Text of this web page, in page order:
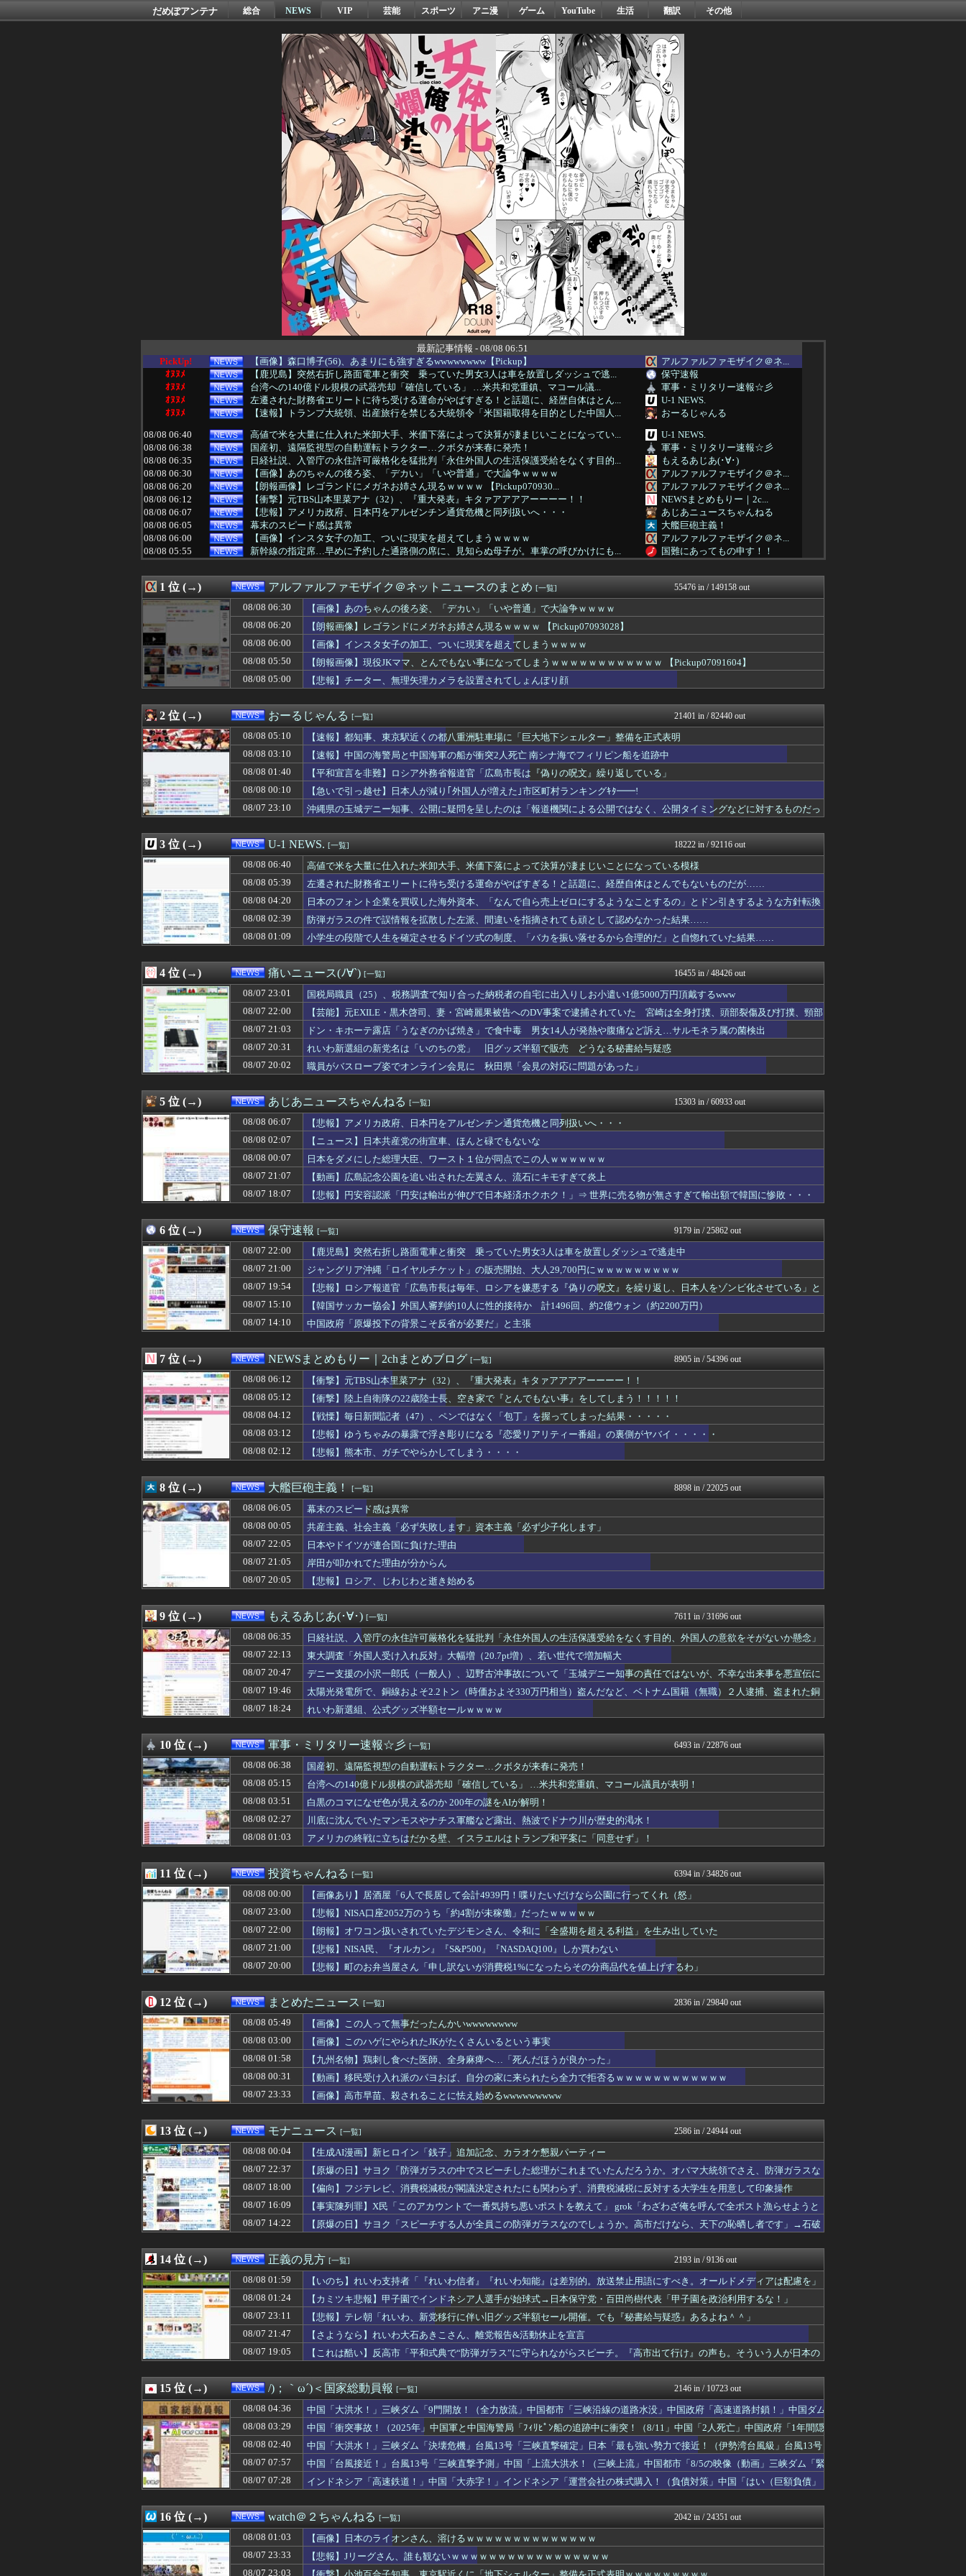
だめぽアンテナ 総合 NEWS VIP 芸能 スポーツ アニ漫 ゲーム YouTube 生活 翻訳 その他
最新記事情報 - 08/08 06:51
PickUp!
【画像】森口博子(56)、あまりにも強すぎるwwwwwwww【Pickup】
アルファルファモザイク＠ネ...
ｵﾇﾇﾒ
【鹿児島】突然右折し路面電車と衝突 乗っていた男女3人は車を放置しダッシュで逃...
保守速報
ｵﾇﾇﾒ
台湾への140億ドル規模の武器売却「確信している」 …米共和党重鎮、マコール議...
軍事・ミリタリー速報☆彡
ｵﾇﾇﾒ
左遷された財務省エリートに待ち受ける運命がやばすぎる！と話題に、経歴自体はとん...
U-1 NEWS.
ｵﾇﾇﾒ
【速報】トランプ大統領、出産旅行を禁じる大統領令「米国籍取得を目的とした中国人...
おーるじゃんる
08/08 06:40
高値で米を大量に仕入れた米卸大手、米価下落によって決算が凄まじいことになってい...
U-1 NEWS.
08/08 06:38
国産初、遠隔監視型の自動運転トラクター…クボタが来春に発売！
軍事・ミリタリー速報☆彡
08/08 06:35
日経社説、入管庁の永住許可厳格化を猛批判「永住外国人の生活保護受給をなくす目的...
もえるあじあ(･∀･)
08/08 06:30
【画像】あのちゃんの後ろ姿、「デカい」「いや普通」で大論争ｗｗｗｗ
アルファルファモザイク＠ネ...
08/08 06:20
【朗報画像】レゴランドにメガネお姉さん現るｗｗｗｗ 【Pickup070930...
アルファルファモザイク＠ネ...
08/08 06:12
【衝撃】元TBS山本里菜アナ（32）、『重大発表』キタァアアアアーーーー！！
NEWSまとめもりー｜2c...
08/08 06:07
【悲報】アメリカ政府、日本円をアルゼンチン通貨危機と同列扱いへ・・・
あじあニュースちゃんねる
08/08 06:05
幕末のスピード感は異常
大艦巨砲主義！
08/08 06:00
【画像】インスタ女子の加工、ついに現実を超えてしまうｗｗｗｗ
アルファルファモザイク＠ネ...
08/08 05:55
新幹線の指定席…早めに予約した通路側の席に、見知らぬ母子が。車掌の呼びかけにも...
国難にあってもの申す！！
08/08 05:49
【画像】この人って無事だったんかいwwwwwwww
まとめたニュース
08/08 05:40
なぜフランス人はこれほど日本が好きなのか？中国ネット「中国人も日本が好き」
にゅーすアルー！
08/08 05:39
左遷された財務省エリートに待ち受ける運命がやばすぎる！と話題に、経歴自体はとん...
08/08 05:15
台湾への140億ドル規模の武器売却「確信している」 …米共和党重鎮、マコール議...
軍事・ミリタリー速報☆彡
08/08 05:12
【衝撃】陸上自衛隊の22歳陸士長、空き家で『とんでもない事』をしてしまう！！！...
08/08 05:10
【速報】都知事、東京駅近くの都八重洲駐車場に「巨大地下シェルター」整備を正式表...
08/08 05:00
【天文】ブラックホール爆風、世界初観測 銀河外まで噴き出す 東北大など
常識的に考えた
08/08 05:00
【悲報】チーター、無理矢理カメラを設置されてしょんぼり顔
アルファルファモザイク＠ネ...
08/08 05:00
高市総理「物価上昇を上回る賃上げを日本に定着させる」 →国家公務員月給3.51...
08/08 04:50
【画像】たぬき顔の女の子ってなんであんな魅力的なん？ 【Pickup07091...
アルファルファモザイク＠ネ...
08/08 04:41
江別大学生暴行死､主犯格の特定少年･川口侑斗被告に無期懲役判決 当時17歳の少...
理想ちゃんねる
08/08 04:36
中国「大洪水！」三峡ダム「9門開放！（全力放流」中国都市「三峡沿線の道路水没」...
/)；｀ω´)＜国家総動...
08/08 04:20
日本のフォント企業を買収した海外資本、「なんで自ら売上ゼロにするようなことする...
U-1 NEWS.
【戦慄】毎日新聞記者（47）、ペンではなく「包丁」を握ってしまった結果・・・・...
NEWSまとめもりー｜2c...
【画像】宇多田ヒカルさん、任天堂CMでとんでもない服を着てしまうｗｗｗｗ
アルファルファモザイク＠ネ...
08/08 04:00
関東の上空でスプライトという発光現象が観測され、多くの人が地上から天変地異のよ...
常識的に考えた
08/08 03:55
北海道釧路市 スニーカー1足を盗み現行犯逮捕 中国籍の50歳女、所持金は4万円...
国難にあってもの申す！！
08/08 03:51
白黒のコマになぜ色が見えるのか 200年の謎をAIが解明！
軍事・ミリタリー速報☆彡
08/08 03:29
中国「衝突事故！（2025年」中国軍と中国海警局「ﾌｨﾘﾋﾟﾝ船の追跡中に衝突...
/)；｀ω´)＜国家総動...
08/08 03:12
【悲報】ゆうちゃみの暴露で浮き彫りになる『恋愛リアリティー番組』の裏側がヤバイ...
NEWSまとめもりー｜2c...
08/08 03:10
【速報】中国の海警局と中国海軍の船が衝突2人死亡 南シナ海でフィリピン船を追跡...
おーるじゃんる
【悲報】タクシー運転手、儲かりまくることが判明ｗｗｗｗｗｗｗｗ
かせまと！
08/08 03:00
【AI】中国製高性能AI「Kimi-K3」が予定通りオープンモデル化される
常識的に考えた
08/08 03:00
【画像】このハゲにやられたJKがたくさんいるという事実
まとめたニュース
08/08 02:55
朝鮮日報 MLB：ジャイアンツ李政厚（イ・ジョンフ）、1試合で2本塁打… 今季...
国難にあってもの申す！！
08/08 02:40
中国「大洪水！」三峡ダム「決壊危機」台風13号「三峡直撃確定」日本「最も強い勢...
/)；｀ω´)＜国家総動...
08/08 02:39
防弾ガラスの件で誤情報を拡散した左派、間違いを指摘されても頑として認めなかった...
U-1 NEWS.
08/08 02:13
【悲報】開示請求が届いた…
理想ちゃんねる
08/08 02:12
【悲報】熊本市、ガチでやらかしてしまう・・・・
NEWSまとめもりー｜2c...
08/08 02:11
京大病院、脳腫瘍摘出手術で誤って腫瘍の無い部位を摘出 脳幹など損傷受け植物状態...
ガハろぐNewsヽ(･ω･...
08/08 02:07
【ニュース】日本共産党の街宣車、ほんと碌でもないな
あじあニュースちゃんねる
08/08 02:00
【京都】「グレーな案件やるか」少年の闇バイト募り侵入盗繰り返す 容疑で中学生2...
常識的に考えた
08/08 02:00
高市総理「物価上昇を上回る賃上げを日本に定着させる」 →国家公務員月給3.51...
黒マッチョニュース
08/08 01:59
【いのち】れいわ支持者「『れいわ信者』『れいわ知能』は差別的。放送禁止用語にす...
正義の見方
08/08 01:58
【九州名物】鶏刺し食べた医師、全身麻痺へ…「死んだほうが良かった」
まとめたニュース
08/08 01:55
千葉市 「インコを見せてあげる」女児を公園内に誘い込みわいせつか アダルトビデ...
08/08 01:31
安倍難去ってサナエ禍蔓延・・・なぜ日本人は妙ちくりんな女に騙されてしまったのか
とりのまるやき（保守）
08/08 01:24
【カミツキ悲報】甲子園でインドネシア人選手が始球式→日本保守党・百田尚樹代表「...
正義の見方
08/08 01:12
【ガチ】キャスターの大越健介、高市首相に『爆弾発言』をしてしまう！！！！！
小学生の段階で人生を確定させるドイツ式の制度、「バカを振い落せるから合理的だ」...
U-1 NEWS.
【画像】日本のライオンさん、溶けるｗｗｗｗｗｗｗｗｗｗｗｗｗｗ
watch＠２ちゃんねる
08/08 01:03
アメリカの終戦に立ちはだかる壁、イスラエルはトランプ和平案に「同意せず」！
08/08 01:00
【東京】「ミラーくらいは当たっても仕方ないと」運転手男（49）を再逮捕 ベント...
08/08 00:55
お盆の帰省は、妻が「新幹線のほうが楽」と譲りません。東京から大阪まで家族4人だ...
国難にあってもの申す！！
08/08 00:31
【動画】移民受け入れ派のパヨおば、自分の家に来られたら全力で拒否るｗｗｗｗｗｗ...
まとめたニュース
08/08 00:12
【悲報】リュウジ氏、冷やし中華を完全否定した『理由』、ガチでヤバイ・・・・・・
08/08 00:10
【急いで引っ越せ】日本人が減り｢外国人が増えた｣市区町村ランキングｷﾀ━━!
おーるじゃんる
08/08 00:09
反斎藤知事派が本丸に攻め込まれる窮地に突入、「ようやく反撃のターンやね」と手際...
U-1 NEWS.
08/08 00:07
日本をダメにした総理大臣、ワースト１位が同点でこの人ｗｗｗｗｗｗ
あじあニュースちゃんねる
08/08 00:05
共産主義、社会主義「必ず失敗します」資本主義「必ず少子化します」
大艦巨砲主義！
08/08 00:04
【生成AI漫画】新ヒロイン「銭子」追加記念、カラオケ懇親パーティー
モナニュース
08/08 00:03
税務署員1億円超脱税疑い 詐取金で競艇か、国税当局
かせまと！
08/08 00:00
妊娠のフィリピン人技能実習生に帰国迫る 「権利を侵害」監理団体などに314万円...
常識的に考えた
08/08 00:00
【画像あり】居酒屋「6人で長居して会計4939円！喋りたいだけなら公園に行って...
08/08 00:00
【イオンモール熊本爆発】なぜ再入館できた？ハビタ幹部は「モール職員は引き止めな...
みそパンNEWS
08/08 00:00
元原爆資料館館長「もし可能なら修学旅行や平和学習の小学生に腐敗した遺体の臭いを...
08/08 00:00
毛沢東、党内の「自己批判」を密告合戦に変えて幹部を黙らせる
08/07 23:59
首相官邸、高市首相の感動的なBGMをつけた熊本訪問の感動ムービーを投稿
なんJ政治ネタまとめ
08/07 23:56
韓国サッカーのイメージが墜落
厳選！韓国情報
08/07 23:55
朝鮮日報 幻となった「女性天皇」 [8/7]
国難にあってもの申す！！
08/07 23:54
社会人「ニートはいいなぁ」ニート「それではニートのスケジュールをご覧ください」
ふぇー速
08/07 23:51
マジで金無いからどっかから借金して踏み倒そうと思うんだけど・・・
ふぇー速
08/07 23:50
どうやってなるのか謎な職業てあるよな？
08/07 23:49
不動産屋立ち上げたけど質問ある？
ふぇー速
08/07 23:47
徴集兵の20％は女性、イザベラ王女の姿も…デンマークが新たな兵役制度開始！
08/07 23:45
早稲田政経卒32歳だけど仕事ない、てかバイトすら落ちる日々
08/07 23:41
就活面接官「全国転勤あるけど平気？」 就活生「はい！」
08/07 23:40
中国、SNSで「スシロータワー」が大流行→14時間待ちで整理券が転売される事態...
にゅーすアルー！
08/07 23:33
彼女に結婚するって言われた
【悲報】Jリーグさん、誰も観ないｗｗｗｗｗｗｗｗｗｗｗｗｗｗｗｗｗ
08/07 23:33
【画像】高市早苗、殺されることに怯え始めるwwwwwwwww
まとめたニュース
08/07 23:30
コメ価格の値下がり、加速してしまう
かせまと！
08/07 23:13
Amazonでモンスターエナジーが安いぞ(´・ω・｀)
理想ちゃんねる
08/07 23:12
【悲報】ケンコバがコロナの特殊すぎる後遺症に苦しんでいる模様…お前らの周りにも...
NEWSまとめもりー｜2c...
08/07 23:11
【悲報】テレ朝「れいわ、新党移行に伴い旧グッズ半額セール開催。でも『秘書給与疑...
正義の見方
08/07 23:10
沖縄県の玉城デニー知事、公開に疑問を呈したのは「報道機関による公開ではなく、公...
08/07 23:09
某週刊誌が完全逃亡して取り残された中道議員が絶体絶命の窮地、「今度は宏池会に矛...
U-1 NEWS.
08/07 23:08
【悲報】ショートスリーパー堀大輔さん、リスナーから「寝たほうがいい！」と言われ...
政経ワロスまとめニュース♪
08/07 23:03
【衝撃】小池百合子知事、東京駅近くに「地下シェルター」整備を正式表明ｗｗｗｗｗ...
watch＠２ちゃんねる
08/07 23:02
みんなは職場のBBQなに持ってけば嬉しい？
かせまと！
08/07 23:01
国税局職員（25）、税務調査で知り合った納税者の自宅に出入りしお小遣い1億50...
痛いニュース(ﾉ∀`)
08/07 23:00
夫さん、電車内で妊婦さんらしき人に席を譲ろうか悩んでいたら隣の男性に先を越され...
オレ的ゲーム速報＠刃
08/07 23:00
【悲報】NISA口座2052万のうち「約4割が未稼働」だったｗｗｗｗｗ
投資ちゃんねる
08/07 23:00
【熊本地震】避難者の食生活、改善急務＝調理できず「パン飽き飽き」―断水なお３万...
08/07 23:00
【IT/ネット】中国企業Zbtlink製ルーター20機種にバックドア、外部から...
常識的に考えた
08/07 22:55
GACKT、戦国時代のトイレ事情に驚き「調べてみたんだけど…エグくない？」8/...
国難にあってもの申す！！
08/07 22:37
【原爆の日】サヨク「防弾ガラスの中でスピーチした総理がこれまでいたんだろうか。...
08/07 22:33
【悲報】倉持由香、息子の「自閉スペクトラム症」診断にショックで涙… 見逃してい...
08/07 22:33
「盗人たけだけしい」中国国防省が防衛白書に反発…日本の新型軍国主義と批判！
軍事・ミリタリー速報☆彡
08/07 22:33
中国の海警局と海軍の船が衝突2人死亡 南シナ海でフィリピン船を追跡中、公表まで...
まとめたニュース
08/07 22:16
【速報】サウジ パキスタン トルコ３カ国 相互防衛協定締結
かせまと！
08/07 22:13
東大調査「外国人受け入れ反対」大幅増（20.7pt増）、若い世代で増加幅大
もえるあじあ(･∀･)
08/07 22:13
バカ「アジフライうめーwww」ワイ「ほーい(ケチャップ取り上げる)」
理想ちゃんねる
08/07 22:10
【速報】人事院、2年連続で国家公務員月給3%増の「1万5056円」引き上げ勧告...
08/07 22:09
激混みのはずの東京駅で鍵が空いているコインロッカーが散見、「ラッキー」と思って...
U-1 NEWS.
08/07 22:08
【悲報】X民「高市総理が防弾ガラスやSPに守られてながら平和式典でスピーチして...
政経ワロスまとめニュース♪
08/07 22:05
日本やドイツが連合国に負けた理由
08/07 22:03
【悲報】「舌を入れてきたから歯と口でブロック」元ジャンポケ斉藤の不同意性交公判
watch＠２ちゃんねる
08/07 22:00
声優の声でAI動画作ってる人達、終了へ
オレ的ゲーム速報＠刃
08/07 22:00
【芸能】元EXILE・黒木啓司、妻・宮崎麗果被告へのDV事案で逮捕されていた ...
痛いニュース(ﾉ∀`)
08/07 22:00
【速報】サウジ パキスタン トルコ３カ国 相互防衛協定締結
常識的に考えた
08/07 22:00
「米国の民間組織」から情報提供…18歳未満の女の子の裸が写った画像を所持か ...
08/07 22:00
【速報】サウジ パキスタン トルコ３カ国 相互防衛協定締結
08/07 22:00
【鹿児島】突然右折し路面電車と衝突 乗っていた男女3人は車を放置しダッシュで逃...
保守速報
08/07 21:55
【悲報】タイミー虐めが流行ってる模様
ネトウヨにゅーす
08/07 21:47
【さようなら】れいわ大石あきこさん、離党報告&活動休止を宣言
正義の見方
08/07 21:42
【バルス】米雇用統計大幅悪化 ドル円は1ドル157円台まで急落
08/07 21:41
ロシア外務省報道官「広島市長は『偽りの呪文』繰り返している」 平和宣言を非難
まとめたニュース
08/07 21:40
最新のゲノム解析の結果､日本人の遺伝子は白人や黒人よりも中国人や韓国人に酷似と...
にゅーすアルー！
08/07 21:40
【速報】京大病院、手術ミスで女性患者を「植物状態」にしてしまう・・・
おーるじゃんる
08/07 21:37
検索したら「AIによる概要」ってなって、適当なこと書いてるよな
08/07 21:33
【悲報】食料自給率過去最低37%ｗｗｗｗｗｗｗ コメ消費減響く・・・
watch＠２ちゃんねる
08/07 21:30
過給なしで420ps。しかもL型エンジン…このS31Zいくらかかってるんだ…
ゆめ痛 -自動車まとめブロ...
08/07 21:29
「小泉やめろ」核巡る防衛相発言を批判、横浜駅西口で市民ら #高市小泉麻生めちゃ...
日本第一！ニュース録
08/07 21:20
『クローバー』全巻「99円」セール！全43巻「22,704円」→「4,257円...
オレ的ゲーム速報＠刃
08/07 21:19
米国、韓国防衛に核持ち出すか…中ロに備え「短距離戦術核」を検討！
軍事・ミリタリー速報☆彡
08/07 21:15
前例があるからねえ 〜 パさん「平和を願う式典なのに防弾ガラスと防弾バッグSP...
反日愚国 恨寓瘻
08/07 21:10
【速報】トランプ大統領、出産旅行を禁じる大統領令「米国籍取得を目的とした中国人...
おーるじゃんる
08/07 21:09
KDDI、楽天への回線貸し出し終了へ 都市部で9月末に
かせまと！
08/07 21:08
【熊本地震】毎日新聞の記者「死傷者の情報を教えて！」 → 企業「個人情報は控え...
政経ワロスまとめニュース♪
08/07 21:07
【動画】広島記念公園を追い出された左翼さん、流石にキモすぎて炎上
あじあニュースちゃんねる
08/07 21:05
研究者「株式投資にハマる若者はギャンブルにハマる若者と同じ傾向がある」
ニュース30over
08/07 21:05
岸田が叩かれてた理由が分からん
大艦巨砲主義！
08/07 21:03
ドン・キホーテ露店「うなぎのかば焼き」で食中毒 男女14人が発熱や腹痛など訴え...
痛いニュース(ﾉ∀`)
08/07 21:03
【悲報】17歳で無期懲役になった奴、怖いｗｗｗｗｗｗｗｗｗｗｗｗｗｗｗｗｗｗｗ...
08/07 21:00
人気配信者さん、加藤純一さんのファンに「RUSTでお気に入りの配信者が負けて嫌...
オレ的ゲーム速報＠刃
08/07 21:00
パヨさん「なぜ高市首相は防弾ガラスの壇上で演説してたかって？殺されるような政治...
黒マッチョニュース
08/07 21:00
カンニング竹山、消費税減税失敗→増税の流れ想像「次誰が総理やりたいと思います？... ゴタゴタシタニュース
1 位 (→) アルファルファモザイク＠ネットニュースのまとめ [一覧] 55476 in / 149158 out
08/08 06:30
【画像】あのちゃんの後ろ姿、「デカい」「いや普通」で大論争ｗｗｗｗ
08/08 06:20
【朗報画像】レゴランドにメガネお姉さん現るｗｗｗｗ 【Pickup07093028】
08/08 06:00
【画像】インスタ女子の加工、ついに現実を超えてしまうｗｗｗｗ
08/08 05:50
【朗報画像】現役JKママ、とんでもない事になってしまうｗｗｗｗｗｗｗｗｗｗｗｗ 【Pickup07091604】
08/08 05:00
【悲報】チーター、無理矢理カメラを設置されてしょんぼり顔
2 位 (→) おーるじゃんる [一覧] 21401 in / 82440 out
08/08 05:10
【速報】都知事、東京駅近くの都八重洲駐車場に「巨大地下シェルター」整備を正式表明
08/08 03:10
【速報】中国の海警局と中国海軍の船が衝突2人死亡 南シナ海でフィリピン船を追跡中
08/08 01:40
【平和宣言を非難】ロシア外務省報道官「広島市長は『偽りの呪文』繰り返している」
08/08 00:10
【急いで引っ越せ】日本人が減り｢外国人が増えた｣市区町村ランキングｷﾀ━━!
08/07 23:10
沖縄県の玉城デニー知事、公開に疑問を呈したのは「報道機関による公開ではなく、公開タイミングなどに対するものだっ
3 位 (→) U-1 NEWS. [一覧] 18222 in / 92116 out
08/08 06:40
高値で米を大量に仕入れた米卸大手、米価下落によって決算が凄まじいことになっている模様
08/08 05:39
左遷された財務省エリートに待ち受ける運命がやばすぎる！と話題に、経歴自体はとんでもないものだが……
08/08 04:20
日本のフォント企業を買収した海外資本、「なんで自ら売上ゼロにするようなことするの」とドン引きするような方針転換
を……
08/08 02:39
防弾ガラスの件で誤情報を拡散した左派、間違いを指摘されても頑として認めなかった結果……
08/08 01:09
小学生の段階で人生を確定させるドイツ式の制度、「バカを振い落せるから合理的だ」と自惚れていた結果……
4 位 (→) 痛いニュース(ﾉ∀`) [一覧] 16455 in / 48426 out
08/07 23:01
国税局職員（25）、税務調査で知り合った納税者の自宅に出入りしお小遣い1億5000万円頂戴するwww
08/07 22:00
【芸能】元EXILE・黒木啓司、妻・宮崎麗果被告へのDV事案で逮捕されていた 宮崎は全身打撲、頭部裂傷及び打撲、頸部
損傷の怪我
08/07 21:03
ドン・キホーテ露店「うなぎのかば焼き」で食中毒 男女14人が発熱や腹痛など訴え…サルモネラ属の菌検出
08/07 20:31
れいわ新選組の新党名は「いのちの党」 旧グッズ半額で販売 どうなる秘書給与疑惑
08/07 20:02
職員がバスローブ姿でオンライン会見に 秋田県「会見の対応に問題があった」
5 位 (→) あじあニュースちゃんねる [一覧] 15303 in / 60933 out
08/08 06:07
【悲報】アメリカ政府、日本円をアルゼンチン通貨危機と同列扱いへ・・・
08/08 02:07
【ニュース】日本共産党の街宣車、ほんと碌でもないな
08/08 00:07
日本をダメにした総理大臣、ワースト１位が同点でこの人ｗｗｗｗｗｗ
08/07 21:07
【動画】広島記念公園を追い出された左翼さん、流石にキモすぎて炎上
08/07 18:07
【悲報】円安容認派「円安は輸出が伸びで日本経済ホクホク！」⇒ 世界に売る物が無さすぎて輸出額で韓国に惨敗・・・
6 位 (→) 保守速報 [一覧] 9179 in / 25862 out
08/07 22:00
【鹿児島】突然右折し路面電車と衝突 乗っていた男女3人は車を放置しダッシュで逃走中
08/07 21:00
ジャングリア沖縄「ロイヤルチケット」の販売開始、大人29,700円にｗｗｗｗｗｗｗｗｗ
08/07 19:54
【悲報】ロシア報道官「広島市長は毎年、ロシアを嫌悪する『偽りの呪文』を繰り返し、日本人をゾンビ化させている」と
主張
08/07 15:10
【韓国サッカー協会】外国人審判約10人に性的接待か 計1496回、約2億ウォン（約2200万円）
08/07 14:10
中国政府「原爆投下の背景こそ反省が必要だ」と主張
7 位 (→) NEWSまとめもりー｜2chまとめブログ [一覧] 8905 in / 54396 out
08/08 06:12
【衝撃】元TBS山本里菜アナ（32）、『重大発表』キタァアアアアーーーー！！
08/08 05:12
【衝撃】陸上自衛隊の22歳陸士長、空き家で『とんでもない事』をしてしまう！！！！！
08/08 04:12
【戦慄】毎日新聞記者（47）、ペンではなく「包丁」を握ってしまった結果・・・・・
08/08 03:12
【悲報】ゆうちゃみの暴露で浮き彫りになる『恋愛リアリティー番組』の裏側がヤバイ・・・・・
08/08 02:12
【悲報】熊本市、ガチでやらかしてしまう・・・・
8 位 (→) 大艦巨砲主義！ [一覧] 8898 in / 22025 out
08/08 06:05
幕末のスピード感は異常
08/08 00:05
共産主義、社会主義「必ず失敗します」資本主義「必ず少子化します」
08/07 22:05
日本やドイツが連合国に負けた理由
08/07 21:05
岸田が叩かれてた理由が分からん
08/07 20:05
【悲報】ロシア、じわじわと逝き始める
9 位 (→) もえるあじあ(･∀･) [一覧] 7611 in / 31696 out
08/08 06:35
日経社説、入管庁の永住許可厳格化を猛批判「永住外国人の生活保護受給をなくす目的、外国人の意欲をそがないか懸念」
「外国人を一時的な労働力ではなく、処遇改善などで定着を後押しすべき」
08/07 22:13
東大調査「外国人受け入れ反対」大幅増（20.7pt増）、若い世代で増加幅大
08/07 20:47
デニー支援の小沢一郎氏（一般人）、辺野古沖事故について「玉城デニー知事の責任ではないが、不幸な出来事を悪宣伝に
利用する人がいる」
08/07 19:46
太陽光発電所で、銅線およそ2.2トン（時価およそ330万円相当）盗んだなど、ベトナム国籍（無職）２人逮捕、盗まれた銅
線の半分はすでに売却 富山で「金属盗対策法違反（去年9月施行）」による検挙は初
08/07 18:24 れいわ新選組、公式グッズ半額セールｗｗｗｗ
10 位 (→) 軍事・ミリタリー速報☆彡 [一覧] 6493 in / 22876 out
08/08 06:38
国産初、遠隔監視型の自動運転トラクター…クボタが来春に発売！
08/08 05:15
台湾への140億ドル規模の武器売却「確信している」 …米共和党重鎮、マコール議員が表明！
08/08 03:51
白黒のコマになぜ色が見えるのか 200年の謎をAIが解明！
08/08 02:27
川底に沈んでいたマンモスやナチス軍艦など露出、熱波でドナウ川が歴史的渇水！
08/08 01:03
アメリカの終戦に立ちはだかる壁、イスラエルはトランプ和平案に「同意せず」！
11 位 (→) 投資ちゃんねる [一覧] 6394 in / 34826 out
08/08 00:00
【画像あり】居酒屋「6人で長居して会計4939円！喋りたいだけなら公園に行ってくれ（怒」
08/07 23:00
【悲報】NISA口座2052万のうち「約4割が未稼働」だったｗｗｗｗｗ
08/07 22:00
【朗報】オワコン扱いされていたデジモンさん、令和に「全盛期を超える利益」を生み出していた
08/07 21:00
【悲報】NISA民、『オルカン』『S&P500』『NASDAQ100』しか買わない
08/07 20:00
【悲報】町のお弁当屋さん「申し訳ないが消費税1%になったらその分商品代を値上げするわ」
12 位 (→) まとめたニュース [一覧] 2836 in / 29840 out
08/08 05:49
【画像】この人って無事だったんかいwwwwwwww
08/08 03:00
【画像】このハゲにやられたJKがたくさんいるという事実
08/08 01:58
【九州名物】鶏刺し食べた医師、全身麻痺へ…「死んだほうが良かった」
08/08 00:31
【動画】移民受け入れ派のパヨおば、自分の家に来られたら全力で拒否るｗｗｗｗｗｗｗｗｗｗｗｗ
08/07 23:33
【画像】高市早苗、殺されることに怯え始めるwwwwwwwww
13 位 (→) モナニュース [一覧] 2586 in / 24944 out
08/08 00:04
【生成AI漫画】新ヒロイン「銭子」追加記念、カラオケ懇親パーティー
08/07 22:37
【原爆の日】サヨク「防弾ガラスの中でスピーチした総理がこれまでいたんだろうか。オバマ大統領でさえ、防弾ガラスな
んてなかった！」→石破茂＆オバマ大統領も使ってました
08/07 18:00
【偏向】フジテレビ、消費税減税が閣議決定されたにも関わらず、消費税減税に反対する大学生を用意して印象操作
08/07 16:09
【事実陳列罪】X民「このアカウントで一番気持ち悪いポストを教えて」 grok「わざわざ俺を呼んで全ポスト漁らせようと
してるこのポストが一番気持ち悪い」
08/07 14:22
【原爆の日】サヨク「スピーチする人が全員この防弾ガラスなのでしょうか。高市だけなら、天下の恥晒し者です」→石破
14 位 (→) 正義の見方 [一覧] 2193 in / 9136 out
08/08 01:59
【いのち】れいわ支持者「『れいわ信者』『れいわ知能』は差別的。放送禁止用語にすべき。オールドメディアは配慮を」
→かわりにピッタリの名称が爆誕してしまうw
08/08 01:24
【カミツキ悲報】甲子園でインドネシア人選手が始球式→日本保守党・百田尚樹代表「甲子園を政治利用するな！」
08/07 23:11
【悲報】テレ朝「れいわ、新党移行に伴い旧グッズ半額セール開催。でも『秘書給与疑惑』あるよね＾＾」
08/07 21:47
【さようなら】れいわ大石あきこさん、離党報告&活動休止を宣言
08/07 19:05
【これは酷い】反高市「平和式典で“防弾ガラス”に守られながらスピーチ。『高市出て行け』の声も。そういう人が日本の
15 位 (→) /)；｀ω´)＜国家総動員報 [一覧] 2146 in / 10723 out
08/08 04:36
中国「大洪水！」三峡ダム「9門開放！（全力放流」中国都市「三峡沿線の道路水没」中国政府「高速道路封鎖！」中国ダム
「緊急放流に合わせて開門（土砂崩れ発生」→
08/08 03:29
中国「衝突事故！（2025年」中国軍と中国海警局「ﾌｨﾘﾋﾟﾝ船の追跡中に衝突！（8/11」中国「2人死亡」中国政府「1年間隠
蔽」日本「隠蔽された事実報道！（2026年」→
08/08 02:40
中国「大洪水！」三峡ダム「決壊危機」台風13号「三峡直撃確定」日本「最も強い勢力で接近！（伊勢湾台風級」台風13号
と15号「中国本土でぶつかり合う（前代未聞」→
08/07 07:57
中国「台風接近！」台風13号「三峡直撃予測」中国「上流大洪水！（三峡上流」中国都市「8/5の映像（動画」三峡ダム「緊
急放流（決壊危機」中国「下流大水害（震え声」→
08/07 07:28
インドネシア「高速鉄道！」中国「大赤字！」インドネシア「運営会社の株式購入！（負債対策」中国「はい（巨額負債」
16 位 (→) watch＠２ちゃんねる [一覧] 2042 in / 24351 out
08/08 01:03
【画像】日本のライオンさん、溶けるｗｗｗｗｗｗｗｗｗｗｗｗｗｗ
08/07 23:33
【悲報】Jリーグさん、誰も観ないｗｗｗｗｗｗｗｗｗｗｗｗｗｗｗｗｗ
08/07 23:03